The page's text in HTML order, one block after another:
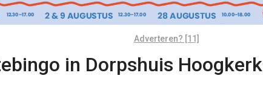
Adverteren? [11]
in Dorpshuis Hoogkerk